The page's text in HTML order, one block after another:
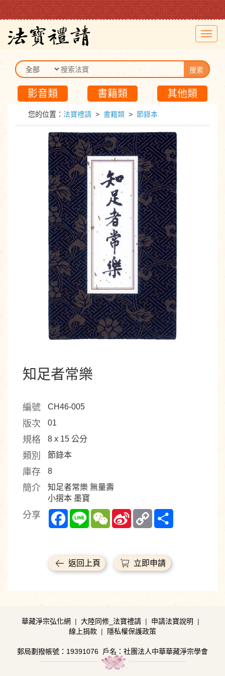
搜索
影音類 書籍類 其他類
您的位置： 法寶禮請 > 書籍類 > 節錄本
知足者常樂
編號 CH46-005
版次 01
規格 8 x 15 公分
類別 節錄本
庫存 8
簡介
知足者常樂 無量壽
小摺本 墨寶
分享 Facebook
Line WeChatSina
Weibo
Copy
Link
Share
返回上頁 立即申請
華藏淨宗弘化網 | 大陸同修_法寶禮請 | 申請法寶說明
|
線上捐款 | 隱私權保護政策
郵局劃撥帳號：19391076 戶名：社團法人中華華藏淨宗學會